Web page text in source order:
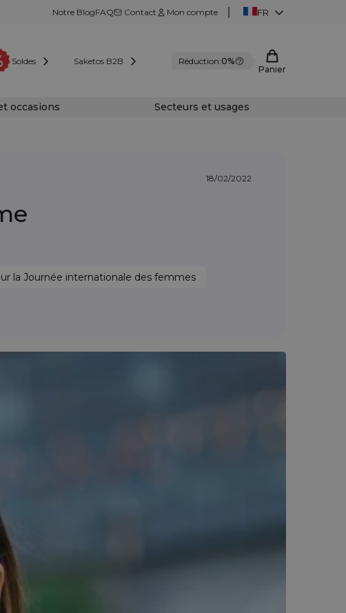
Notre BlogFAQ Contact Mon compte FR
Soldes
Saketos B2B Réduction:0%
Panier
occasions Secteurs et usages
18/02/2022
la Journée internationale des femmes